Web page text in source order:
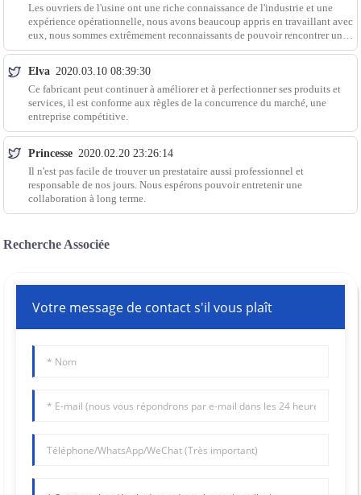
Les ouvriers de l'usine ont une riche connaissance de l'industrie et une
expérience opérationnelle, nous avons beaucoup appris en travaillant avec
eux, nous sommes extrêmement reconnaissants de pouvoir rencontrer une
bonne entreprise qui a une excellente
Elva 2020.03.10 08:39:30
Ce fabricant peut continuer à améliorer et à perfectionner ses produits et
services, il est conforme aux règles de la concurrence du marché, une
entreprise compétitive.
Princesse 2020.02.20 23:26:14
Il n'est pas facile de trouver un prestataire aussi professionnel et
responsable de nos jours. Nous espérons pouvoir entretenir une
collaboration à long terme.
Recherche Associée
Votre message de contact s'il vous plaît